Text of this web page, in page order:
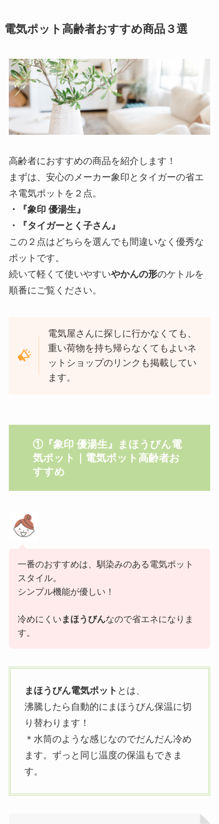
電気ポット高齢者おすすめ商品３選
高齢者におすすめの商品を紹介します！
まずは、安心のメーカー象印とタイガーの省エ
ネ電気ポットを２点。
・『象印 優湯生』
・『タイガーとく子さん』
この２点はどちらを選んでも間違いなく優秀な
ポットです。
続いて軽くて使いやすいやかんの形のケトルを
順番にご覧ください。
電気屋さんに探しに行かなくても、
重い荷物を持ち帰らなくてもよいネ
ットショップのリンクも掲載してい
ます。
①『象印 優湯生』まほうびん電
気ポット｜電気ポット高齢者お
すすめ
一番のおすすめは、馴染みのある電気ポット
スタイル。
シンプル機能が優しい！
冷めにくい まほうびんなので省エネになりま
す。
まほうびん電気ポット とは、
沸騰したら自動的にまほうびん保温に切
り替わります！
＊水筒のような感じなのでだんだん冷め
ます。ずっと同じ温度の保温もできま
す。